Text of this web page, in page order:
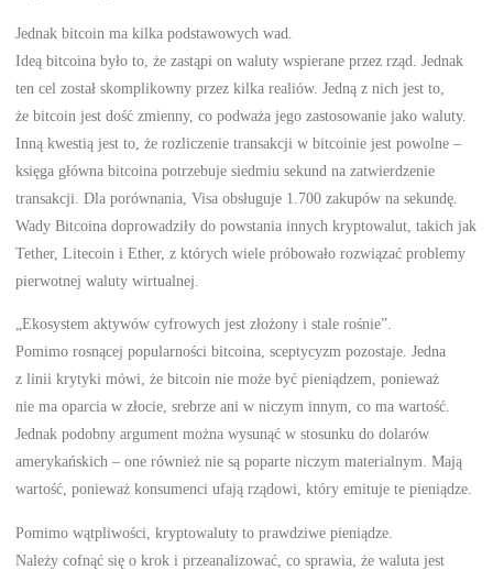
Jednak bitcoin ma kilka podstawowych wad.
Ideą bitcoina było to, że zastąpi on waluty wspierane przez rząd. Jednak
ten cel został skomplikowny przez kilka realiów. Jedną z nich jest to,
że bitcoin jest dość zmienny, co podważa jego zastosowanie jako waluty.
Inną kwestią jest to, że rozliczenie transakcji w bitcoinie jest powolne –
księga główna bitcoina potrzebuje siedmiu sekund na zatwierdzenie
transakcji. Dla porównania, Visa obsługuje 1.700 zakupów na sekundę.
Wady Bitcoina doprowadziły do powstania innych kryptowalut, takich jak
Tether, Litecoin i Ether, z których wiele próbowało rozwiązać problemy
pierwotnej waluty wirtualnej.
„Ekosystem aktywów cyfrowych jest złożony i stale rośnie”.
Pomimo rosnącej popularności bitcoina, sceptycyzm pozostaje. Jedna
z linii krytyki mówi, że bitcoin nie może być pieniądzem, ponieważ
nie ma oparcia w złocie, srebrze ani w niczym innym, co ma wartość.
Jednak podobny argument można wysunąć w stosunku do dolarów
amerykańskich – one również nie są poparte niczym materialnym. Mają
wartość, ponieważ konsumenci ufają rządowi, który emituje te pieniądze.
Pomimo wątpliwości, kryptowaluty to prawdziwe pieniądze.
Należy cofnąć się o krok i przeanalizować, co sprawia, że waluta jest